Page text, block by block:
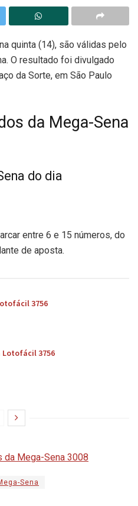
quinta (14), são válidas pelo
O resultado foi divulgado
da Sorte, em São Paulo
da Mega-Sena
do dia
entre 6 e 15 números, do
de aposta.
3756
Lotofácil 3756
da Mega-Sena 3008
Sena